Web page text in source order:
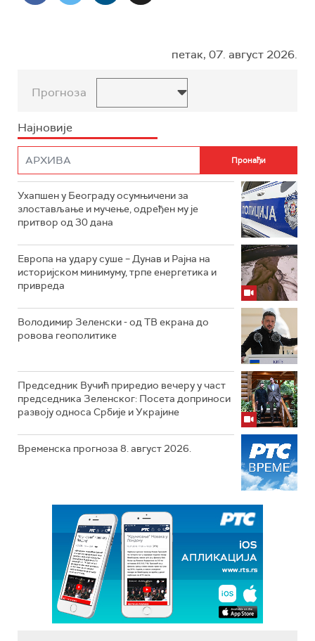
петак, 07. август 2026.
Прогноза
Најновије
Ухапшен у Београду осумњичени за
злостављање и мучење, одређен му је
притвор од 30 дана
Европа на удару суше – Дунав и Рајна на
историјском минимуму, трпе енергетика и
привреда
Володимир Зеленски - од ТВ екрана до
ровова геополитике
Председник Вучић приредио вечеру у част
председника Зеленског: Посета доприноси
развоју односа Србије и Украјине
Временска прогноза 8. август 2026.